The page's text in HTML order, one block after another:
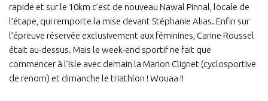
rapide et sur le 10km c’est de nouveau Nawal Pinnal, locale de
l’étape, qui remporte la mise devant Stéphanie Alias. Enfin sur
l’épreuve réservée exclusivement aux féminines, Carine Roussel
était au-dessus. Mais le week-end sportif ne fait que
commencer à l’Isle avec demain la Marion Clignet (cyclosportive
de renom) et dimanche le triathlon ! Wouaa !!